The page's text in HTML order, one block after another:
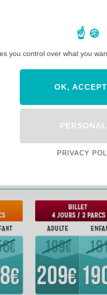
you control over what you
OK,
PRIVACY